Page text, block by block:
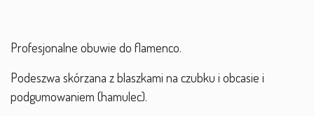
Profesjonalne obuwie do flamenco.
Podeszwa skórzana z blaszkami na czubku i obcasie i
podgumowaniem (hamulec).